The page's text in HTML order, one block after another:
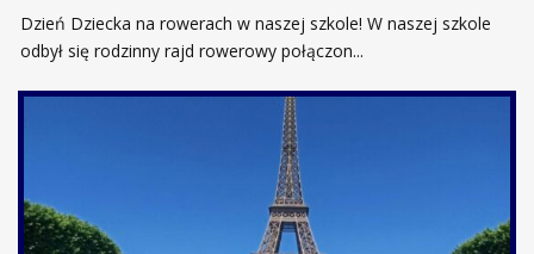
Dzień Dziecka na rowerach w naszej szkole! W naszej szkole
odbył się rodzinny rajd rowerowy połączon...